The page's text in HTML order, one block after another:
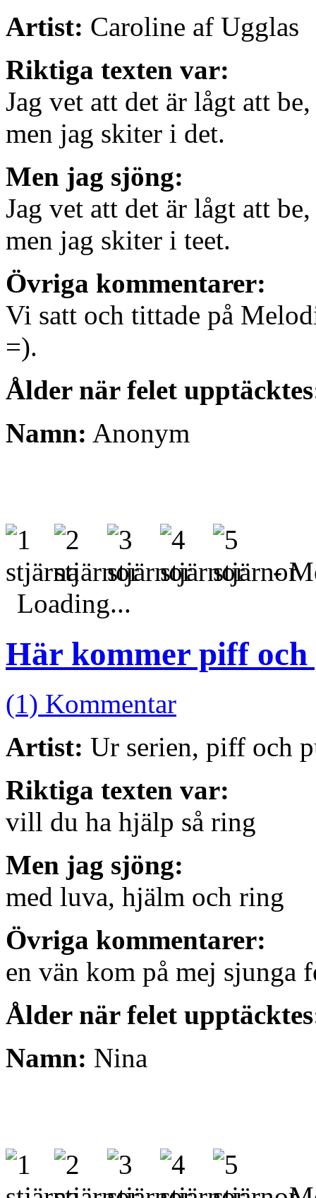
Artist: Caroline af Ugglas
Riktiga texten var:
Jag vet att det är lågt att be,
men jag skiter i det.
Men jag sjöng:
Jag vet att det är lågt att be,
men jag skiter i teet.
Övriga kommentarer:
Vi satt och tittade på
=).
Ålder när felet
Namn: Anonym
-
Loading...
Här kommer piff
(1) Kommentar
Artist: Ur serien, piff och
Riktiga texten var:
vill du ha hjälp så ring
Men jag sjöng:
med luva, hjälm och ring
Övriga kommentarer:
en vän kom på mej sjunga
Ålder när felet
Namn: Nina